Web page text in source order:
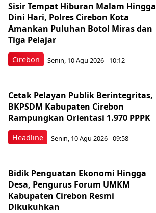
Cirebon
Sisir Tempat Hiburan Malam Hingga
Dini Hari, Polres Cirebon Kota
Amankan Puluhan Botol Miras dan
Tiga Pelajar
Senin, 10 Agu 2026 - 10:12
Headline
Cetak Pelayan Publik Berintegritas,
BKPSDM Kabupaten Cirebon
Rampungkan Orientasi 1.970 PPPK
Senin, 10 Agu 2026 - 09:58
Bidik Penguatan Ekonomi Hingga
Desa, Pengurus Forum UMKM
Kabupaten Cirebon Resmi
Dikukuhkan